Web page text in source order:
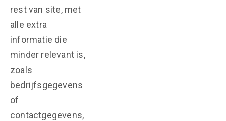
rest van site, met
alle extra
informatie die
minder relevant is,
zoals
bedrijfsgegevens
of
contactgegevens,